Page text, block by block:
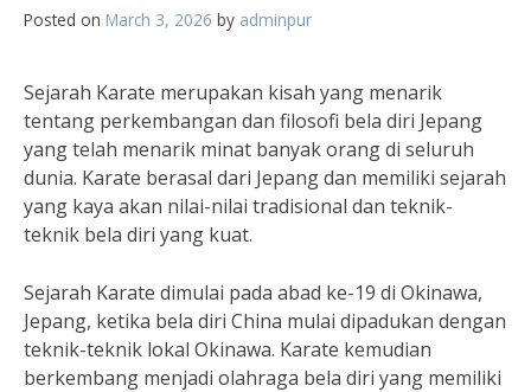
Posted on March 3, 2026 by adminpur
Sejarah Karate merupakan kisah yang menarik
tentang perkembangan dan filosofi bela diri Jepang
yang telah menarik minat banyak orang di seluruh
dunia. Karate berasal dari Jepang dan memiliki sejarah
yang kaya akan nilai-nilai tradisional dan teknik-
teknik bela diri yang kuat.
Sejarah Karate dimulai pada abad ke-19 di Okinawa,
Jepang, ketika bela diri China mulai dipadukan dengan
teknik-teknik lokal Okinawa. Karate kemudian
berkembang menjadi olahraga bela diri yang memiliki